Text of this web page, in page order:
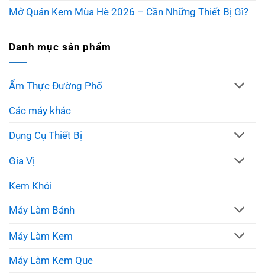
Mở Quán Kem Mùa Hè 2026 – Cần Những Thiết Bị Gì?
Danh mục sản phẩm
Ẩm Thực Đường Phố
Các máy khác
Dụng Cụ Thiết Bị
Gia Vị
Kem Khói
Máy Làm Bánh
Máy Làm Kem
Máy Làm Kem Que